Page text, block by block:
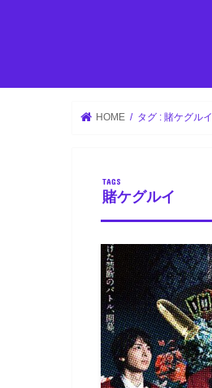
HOME タグ : 賭ケグルイ
賭ケグルイ